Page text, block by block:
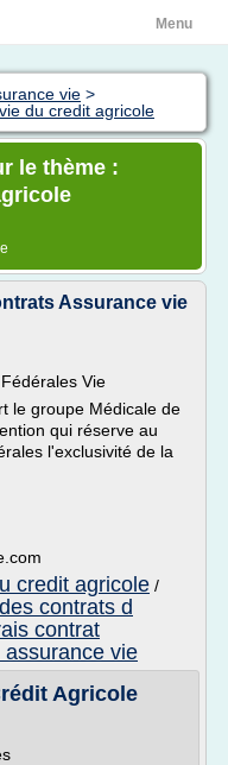
Menu
vie >
du credit agricole
le thème :
Assurance vie
Vie
le groupe Médicale de
qui réserve au
l'exclusivité de la
credit agricole /
contrats d
contrat
vie
Agricole